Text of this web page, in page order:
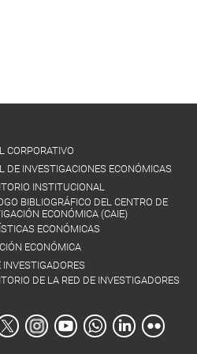
CORPORATIVO
DE INVESTIGACIONES ECONÓMICAS
INSTITUCIONAL
BIBLIOGRÁFICO DEL CENTRO DE
ECONÓMICA (CAIE)
ECONÓMICAS
ECONÓMICA
INVESTIGADORES
DE LA RED DE INVESTIGADORES